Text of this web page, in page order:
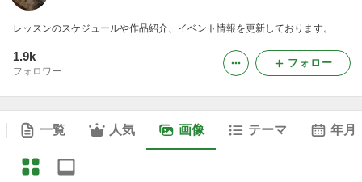
レッスンのスケジュールや作品紹介、イベント情報を更新しております。
1.9k
フォロワー
フォロー
一覧 人気 画像 テーマ 年月